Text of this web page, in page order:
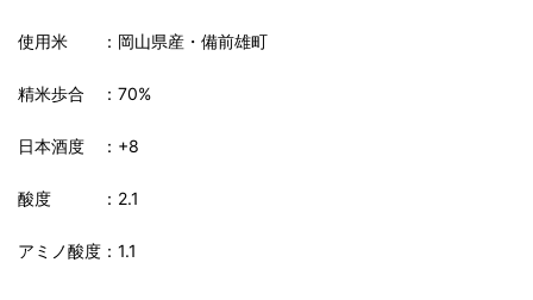
使用米 ：岡山県産・備前雄町
精米歩合 ：70%
日本酒度 ：+8
酸度 ：2.1
アミノ酸度：1.1